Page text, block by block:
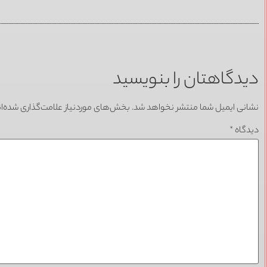
دیدگاهتان را بنویسید
نشانی ایمیل شما منتشر نخواهد شد. بخش‌های موردنیاز علامت‌گذاری
دیدگاه *